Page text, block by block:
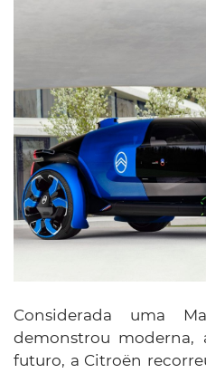
Considerada uma
demonstrou
futuro, a Citroën